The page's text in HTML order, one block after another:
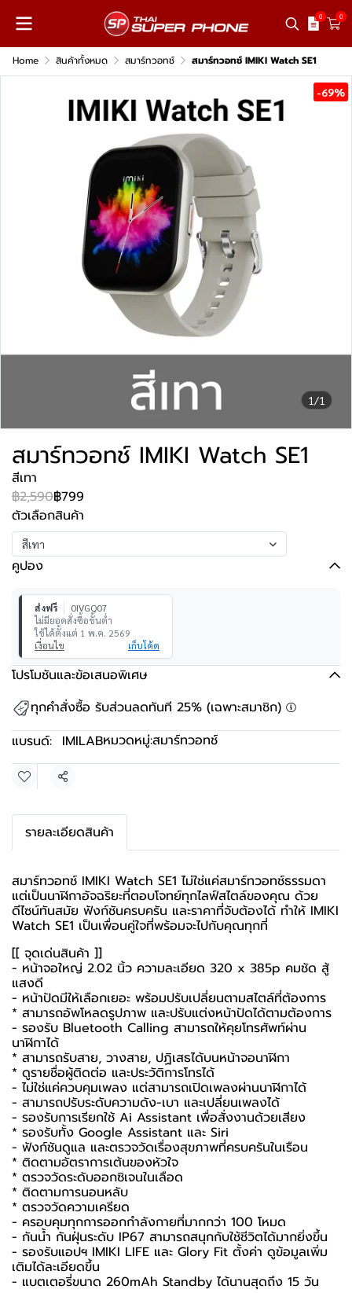
0 0
Home สินค้าทั้งหมด สมาร์ทวอทช์ สมาร์ทวอทช์ IMIKI Watch SE1
1/1
-69%
สมาร์ทวอทช์ IMIKI Watch SE1
สีเทา
฿2,590฿799
ตัวเลือกสินค้า
สีเทา
คูปอง
ส่งฟรี
0IVGQ07
ไม่มียอดสั่งซื้อขั้นต่ำ
ใช้ได้ตั้งแต่ 1 พ.ค. 2569
เงื่อนไข
เก็บโค้ด
โปรโมชันและข้อเสนอพิเศษ
ทุกคำสั่งซื้อ รับส่วนลดทันที 25% (เฉพาะสมาชิก)
แบรนด์: IMILABหมวดหมู่:สมาร์ทวอทช์
แชร์
รายละเอียดสินค้า
สมาร์ทวอทช์ IMIKI Watch SE1 ไม่ใช่แค่สมาร์ทวอทช์ธรรมดา
แต่เป็นนาฬิกาอัจฉริยะที่ตอบโจทย์ทุกไลฟ์สไตล์ของคุณ ด้วย
ดีไซน์ทันสมัย ฟังก์ชันครบครัน และราคาที่จับต้องได้ ทำให้ IMIKI
Watch SE1 เป็นเพื่อนคู่ใจที่พร้อมจะไปกับคุณทุกที่
[[ จุดเด่นสินค้า ]]
- หน้าจอใหญ่ 2.02 นิ้ว ความละเอียด 320 x 385p คมชัด สู้
แสงดี
- หน้าปัดมีให้เลือกเยอะ พร้อมปรับเปลี่ยนตามสไตล์ที่ต้องการ
* สามารถอัพโหลดรูปภาพ และปรับแต่งหน้าปัดได้ตามต้องการ
- รองรับ Bluetooth Calling สามารถให้คุยโทรศัพท์ผ่าน
นาฬิกาได้
* สามารถรับสาย, วางสาย, ปฏิเสธได้บนหน้าจอนาฬิกา
* ดูรายชื่อผู้ติดต่อ และประวัติการโทรได้
- ไม่ใช่แค่ควบคุมเพลง แต่สามารถเปิดเพลงผ่านนาฬิกาได้
- สามารถปรับระดับความดัง-เบา และเปลี่ยนเพลงได้
- รองรับการเรียกใช้ Ai Assistant เพื่อสั่งงานด้วยเสียง
* รองรับทั้ง Google Assistant และ Siri
- ฟังก์ชันดูแล และตรวจวัดเรื่องสุขภาพที่ครบครันในเรือน
* ติดตามอัตราการเต้นของหัวใจ
* ตรวจวัดระดับออกซิเจนในเลือด
* ติดตามการนอนหลับ
* ตรวจวัดความเครียด
- ครอบคุมทุกการออกกำลังกายที่มากกว่า 100 โหมด
- กันน้ำ กันฝุ่นระดับ IP67 สามารถสนุกกับใช้ชีวิตได้มากยิ่งขึ้น
- รองรับแอปฯ IMIKI LIFE และ Glory Fit ตั้งค่า ดูข้อมูลเพิ่ม
เติมได้ละเอียดขึ้น
- แบตเตอรี่ขนาด 260mAh Standby ได้นานสุดถึง 15 วัน